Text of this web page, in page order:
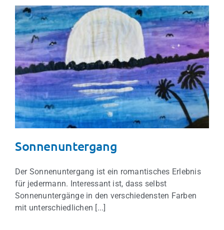
Sonnenuntergang
Schulleben
Sonnenuntergang
Der Sonnenuntergang ist ein romantisches Erlebnis
für jedermann. Interessant ist, dass selbst
Sonnenuntergänge in den verschiedensten Farben
mit unterschiedlichen [...]